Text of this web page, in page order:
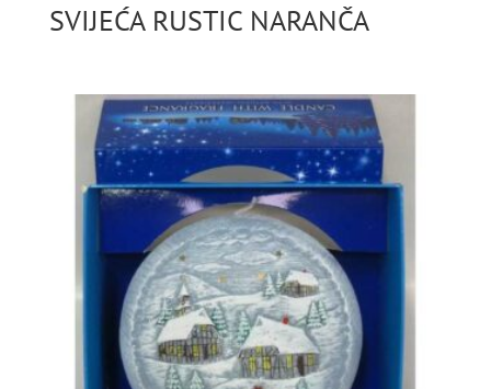
SVIJEĆA RUSTIC NARANČA